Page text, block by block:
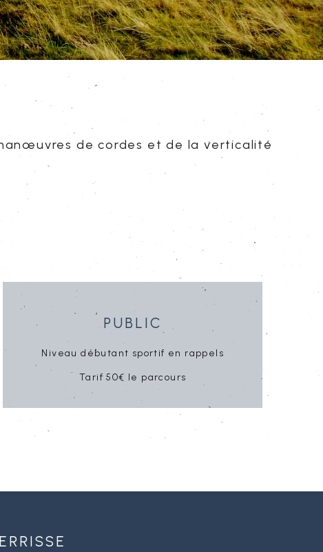
de cordes et de la verticalité
Public
Niveau débutant sportif en rappels
Tarif 50€ le parcours